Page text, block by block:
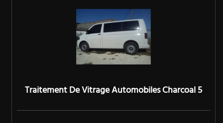
Traitement De Vitrage Automobiles Charcoal 5